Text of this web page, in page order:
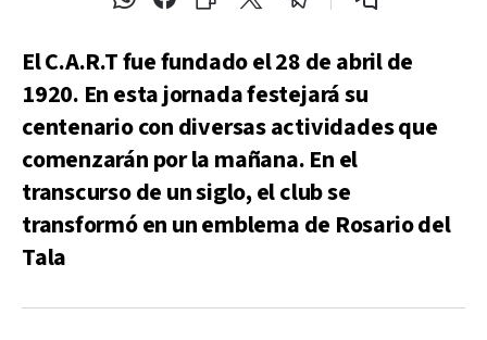
El C.A.R.T fue fundado el 28 de abril de
1920. En esta jornada festejará su
centenario con diversas actividades que
comenzarán por la mañana. En el
transcurso de un siglo, el club se
transformó en un emblema de Rosario del
Tala